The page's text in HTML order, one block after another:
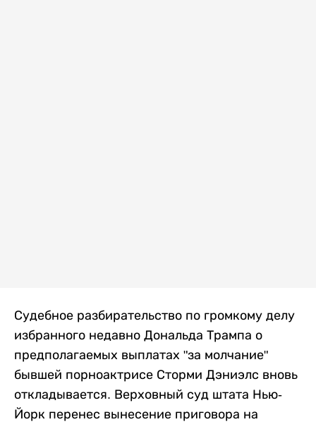
Судебное разбирательство по громкому делу
избранного недавно Дональда Трампа о
предполагаемых выплатах "за молчание"
бывшей порноактрисе Сторми Дэниэлс вновь
откладывается. Верховный суд штата Нью-
Йорк перенес вынесение приговора на